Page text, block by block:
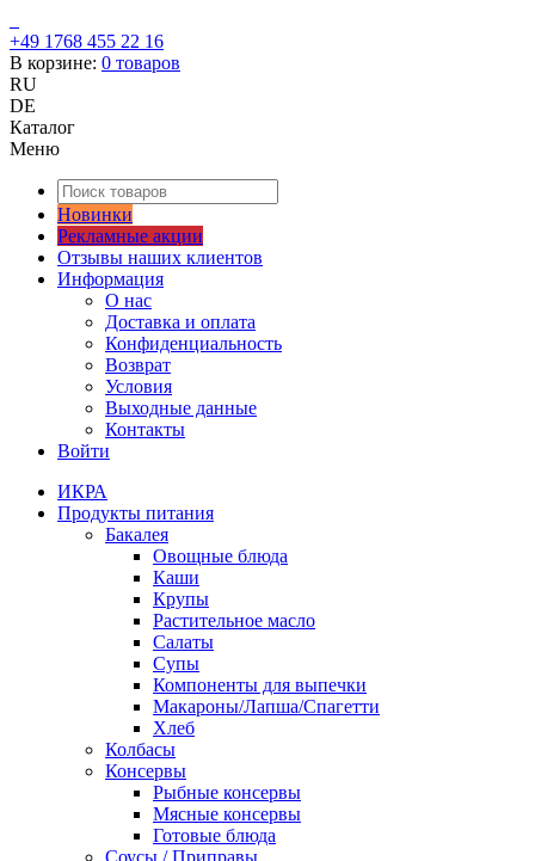
+49 1768 455 22 16
В корзине: 0 товаров
RU
DE
Каталог
Меню
Новинки
Рекламные акции
Отзывы наших клиентов
Информация
О нас
Доставка и оплата
Конфиденциальность
Возврат
Условия
Выходные данные
Контакты
Войти
ИКРА
Продукты питания
Бакалея
Овощные блюда
Каши
Крупы
Растительное масло
Салаты
Супы
Компоненты для выпечки
Макароны/Лапша/Спагетти
Хлеб
Колбасы
Консервы
Рыбные консервы
Мясные консервы
Готовые блюда
Соусы / Приправы